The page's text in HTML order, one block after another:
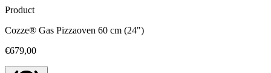
Product
Cozze® Gas Pizzaoven 60 cm (24")
€679,00